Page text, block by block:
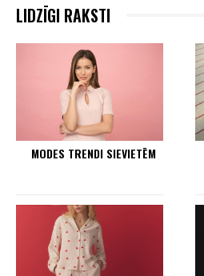
LIDZĪGI RAKSTI
MODES TRENDI SIEVIETĒM